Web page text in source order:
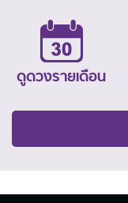
ดูดวงรายเดือน